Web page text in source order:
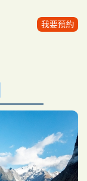
我要預約